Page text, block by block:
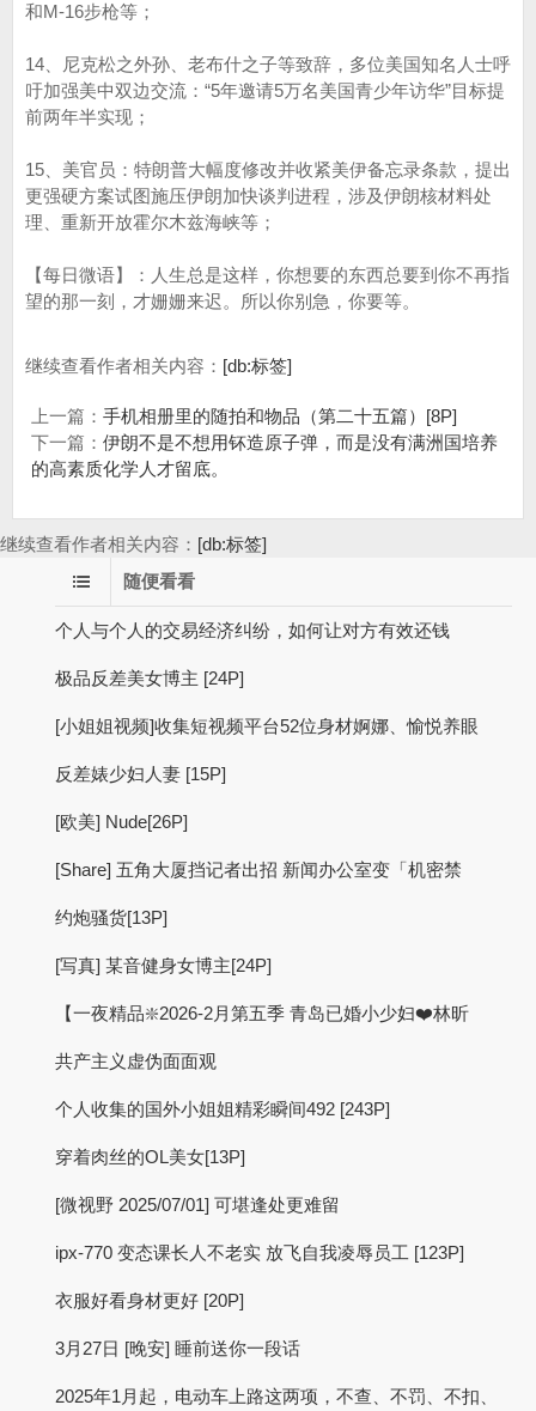
和M-16步枪等；
14、尼克松之外孙、老布什之子等致辞，多位美国知名人士呼
吁加强美中双边交流：“5年邀请5万名美国青少年访华”目标提
前两年半实现；
15、美官员：特朗普大幅度修改并收紧美伊备忘录条款，提出
更强硬方案试图施压伊朗加快谈判进程，涉及伊朗核材料处
理、重新开放霍尔木兹海峡等；
【每日微语】：人生总是这样，你想要的东西总要到你不再指
望的那一刻，才姗姗来迟。所以你别急，你要等。
继续查看作者相关内容： [db:标签]
上一篇： 手机相册里的随拍和物品（第二十五篇）[8P]
下一篇： 伊朗不是不想用钚造原子弹，而是没有满洲国培养
的高素质化学人才留底。
继续查看作者相关内容： [db:标签]
随便看看
个人与个人的交易经济纠纷，如何让对方有效还钱
极品反差美女博主 [24P]
[小姐姐视频]收集短视频平台52位身材婀娜、愉悦养眼
反差婊少妇人妻 [15P]
[欧美] Nude[26P]
[Share] 五角大厦挡记者出招 新闻办公室变「机密禁
约炮骚货[13P]
[写真] 某音健身女博主[24P]
【一夜精品❇️2026-2月第五季 青岛已婚小少妇❤️林昕
共产主义虚伪面面观
个人收集的国外小姐姐精彩瞬间492 [243P]
穿着肉丝的OL美女[13P]
[微视野 2025/07/01] 可堪逢处更难留
ipx-770 变态课长人不老实 放飞自我凌辱员工 [123P]
衣服好看身材更好 [20P]
3月27日 [晚安] 睡前送你一段话
2025年1月起，电动车上路这两项，不查、不罚、不扣、